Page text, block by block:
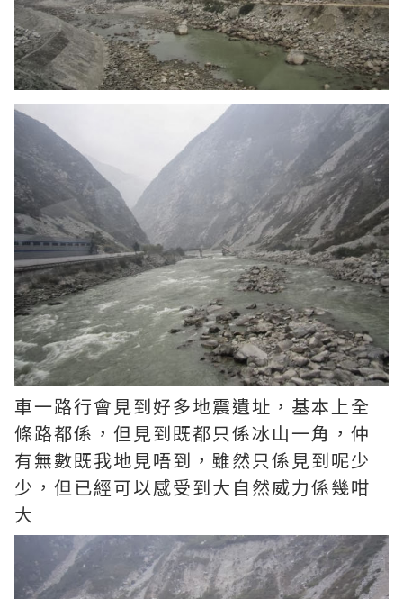
車一路行會見到好多地震遺址，基本上全
條路都係，但見到既都只係冰山一角，仲
有無數既我地見唔到，雖然只係見到呢少
少，但已經可以感受到大自然威力係幾咁
大